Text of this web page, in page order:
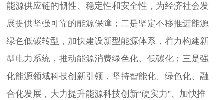
能源供应链的韧性、稳定性和安全性，为经济社会发
展提供坚强可靠的能源保障；二是坚定不移推进能源
绿色低碳转型，加快建设新型能源体系 ，着力构建新
型电力系统，推动能源消费绿色化、低碳化；三是强
化能源领域科技创新引领，坚持智能化、绿色化、融
合化发展，大力提升能源科技创新“硬实力”、加快推